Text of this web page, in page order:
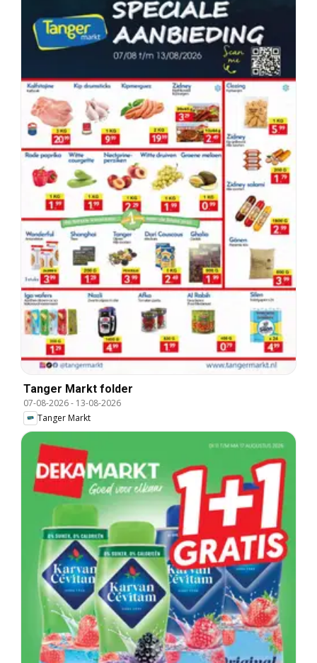
Tanger Markt folder
07-08-2026- 13-08-2026
Tanger Markt